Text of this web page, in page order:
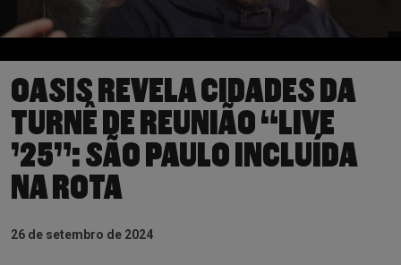
OASIS REVELA CIDADES DA
TURNÊ DE REUNIÃO “LIVE
’25”: SÃO PAULO INCLUÍDA
NA ROTA
26 de setembro de 2024